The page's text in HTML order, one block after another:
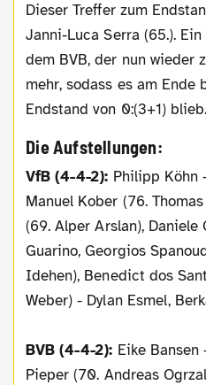
Dieser Treffer zum
Janni-Luca Serra (65.).
dem BVB, der nun wieder
mehr, sodass es am Ende
Endstand von 0:(3+1) blieb.
Die Aufstellungen:
VfB (4-4-2): Philipp Köhn
Manuel Kober (76.
(69. Alper Arslan), Daniele
Guarino, Georgios
Idehen), Benedict dos
Weber) - Dylan Esmel,
BVB (4-4-2): Eike Bansen
Pieper (70. Andreas